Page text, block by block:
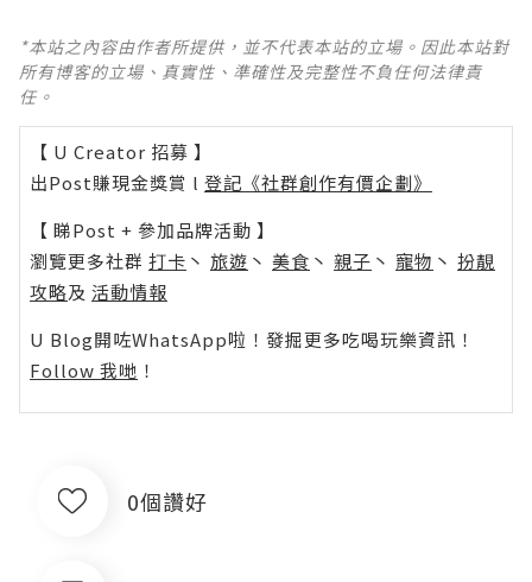
*本站之內容由作者所提供，並不代表本站的立場。因此本站對
所有博客的立場、真實性、準確性及完整性不負任何法律責
任。
【 U Creator 招募 】
出Post賺現金獎賞 l 登記《社群創作有價企劃》
【 睇Post + 參加品牌活動 】
瀏覽更多社群 打卡 丶 旅遊 丶 美食 丶 親子 丶 寵物 丶 扮靚
攻略及 活動情報
U Blog開咗WhatsApp啦！發掘更多吃喝玩樂資訊！
Follow 我哋 ！
0個讚好